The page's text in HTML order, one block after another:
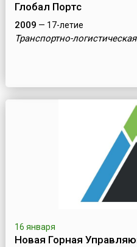
Глобал Портс
2009 — 17-летие
Транспортно-
16 января
Новая Горная